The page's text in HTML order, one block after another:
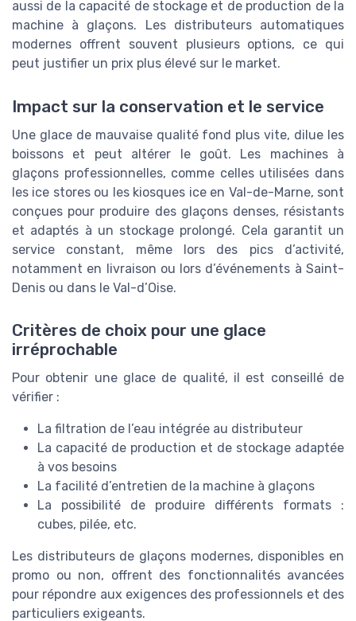
aussi de la capacité de stockage et de production de la
machine à glaçons. Les distributeurs automatiques
modernes offrent souvent plusieurs options, ce qui
peut justifier un prix plus élevé sur le market.
Impact sur la conservation et le service
Une glace de mauvaise qualité fond plus vite, dilue les
boissons et peut altérer le goût. Les machines à
glaçons professionnelles, comme celles utilisées dans
les ice stores ou les kiosques ice en Val-de-Marne, sont
conçues pour produire des glaçons denses, résistants
et adaptés à un stockage prolongé. Cela garantit un
service constant, même lors des pics d’activité,
notamment en livraison ou lors d’événements à Saint-
Denis ou dans le Val-d’Oise.
Critères de choix pour une glace
irréprochable
Pour obtenir une glace de qualité, il est conseillé de
vérifier :
La filtration de l’eau intégrée au distributeur
La capacité de production et de stockage adaptée
à vos besoins
La facilité d’entretien de la machine à glaçons
La possibilité de produire différents formats :
cubes, pilée, etc.
Les distributeurs de glaçons modernes, disponibles en
promo ou non, offrent des fonctionnalités avancées
pour répondre aux exigences des professionnels et des
particuliers exigeants.